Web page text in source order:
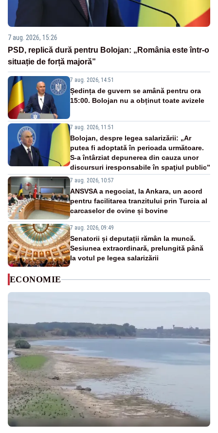
7 aug. 2026, 15:26
PSD, replică dură pentru Bolojan: „România este într-o
situație de forță majoră”
7 aug. 2026, 14:51
Ședința de guvern se amână pentru ora
15:00. Bolojan nu a obținut toate avizele
7 aug. 2026, 11:51
Bolojan, despre legea salarizării: „Ar
putea fi adoptată în perioada următoare.
S-a întârziat depunerea din cauza unor
discursuri iresponsabile în spaţiul public”
7 aug. 2026, 10:57
ANSVSA a negociat, la Ankara, un acord
pentru facilitarea tranzitului prin Turcia al
carcaselor de ovine și bovine
7 aug. 2026, 09:49
Senatorii și deputații rămân la muncă.
Sesiunea extraordinară, prelungită până
la votul pe legea salarizării
ECONOMIE